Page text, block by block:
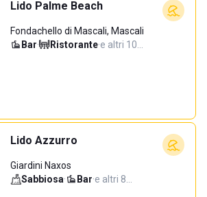
Lido Palme Beach
Fondachello di Mascali, Mascali
Bar· Ristorante·e altri 10…
Lido Azzurro
Giardini Naxos
Sabbiosa· Bar·e altri 8…